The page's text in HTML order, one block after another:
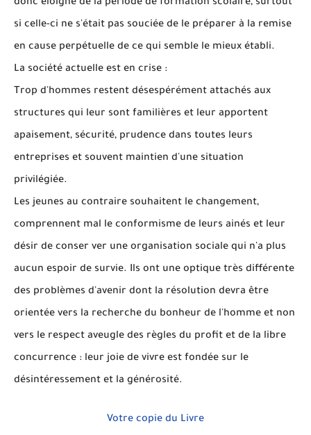
donc éloigné de la période de formation scolaire, surtout
si celle-ci ne s'était pas souciée de le préparer à la remise
en cause perpétuelle de ce qui semble le mieux établi.
La société actuelle est en crise :
Trop d'hommes restent désespérément attachés aux
structures qui leur sont familières et leur apportent
apaisement, sécurité, prudence dans toutes leurs
entreprises et souvent maintien d'une situation
privilégiée.
Les jeunes au contraire souhaitent le changement,
comprennent mal le conformisme de leurs ainés et leur
désir de conser ver une organisation sociale qui n'a plus
aucun espoir de survie. Ils ont une optique très différente
des problèmes d'avenir dont la résolution devra être
orientée vers la recherche du bonheur de l'homme et non
vers le respect aveugle des règles du profit et de la libre
concurrence : leur joie de vivre est fondée sur le
désintéressement et la générosité.
Votre copie du Livre